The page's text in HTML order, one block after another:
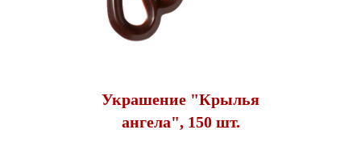
Украшение "Крылья
ангела", 150 шт.